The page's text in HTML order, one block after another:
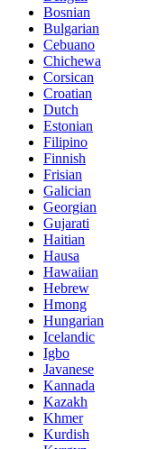
Bosnian
Bulgarian
Cebuano
Chichewa
Corsican
Croatian
Dutch
Estonian
Filipino
Finnish
Frisian
Galician
Georgian
Gujarati
Haitian
Hausa
Hawaiian
Hebrew
Hmong
Hungarian
Icelandic
Igbo
Javanese
Kannada
Kazakh
Khmer
Kurdish